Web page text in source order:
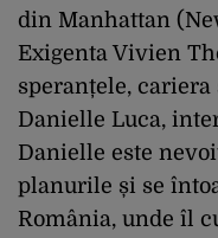
din Manhattan
Exigenta Vivien
speranțele,
Danielle Luca,
Danielle este
planurile și se
România, unde îl